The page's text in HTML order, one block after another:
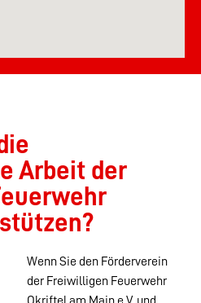
Arbeit der
Wenn Sie den Förderverein
der Freiwilligen Feuerwehr